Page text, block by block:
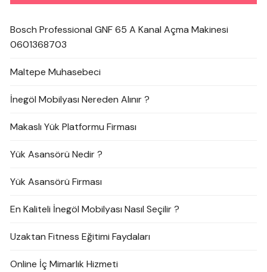
Bosch Professional GNF 65 A Kanal Açma Makinesi
0601368703
Maltepe Muhasebeci
İnegöl Mobilyası Nereden Alınır ?
Makaslı Yük Platformu Firması
Yük Asansörü Nedir ?
Yük Asansörü Firması
En Kaliteli İnegöl Mobilyası Nasıl Seçilir ?
Uzaktan Fitness Eğitimi Faydaları
Online İç Mimarlık Hizmeti